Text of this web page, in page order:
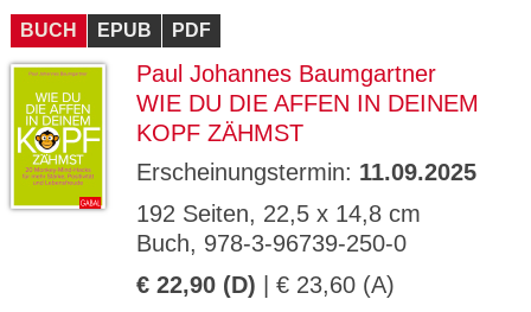
BUCH EPUB PDF
Paul Johannes Baumgartner
WIE DU DIE AFFEN IN DEINEM
KOPF ZÄHMST
Erscheinungstermin: 11.09.2025
192 Seiten, 22,5 x 14,8 cm
Buch, 978-3-96739-250-0
€ 22,90 (D) | € 23,60 (A)